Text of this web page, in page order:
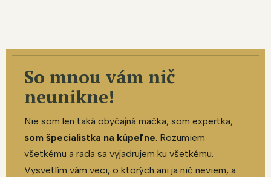
So mnou vám nič
neunikne!
Nie som len taká obyčajná mačka, som expertka,
som špecialistka na kúpeľne. Rozumiem
všetkému a rada sa vyjadrujem ku všetkému.
Vysvetlím vám veci, o ktorých ani ja nič neviem, a